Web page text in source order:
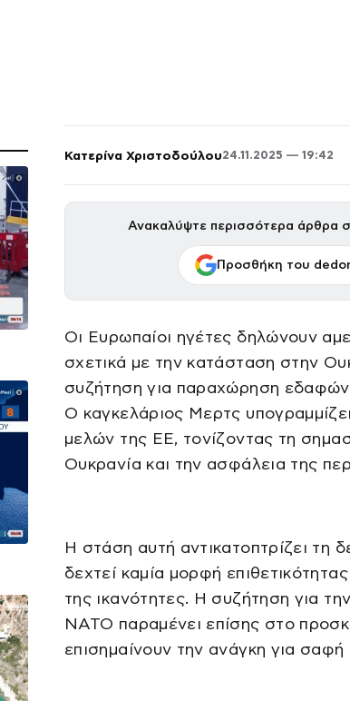
Κατερίνα Χριστοδούλου24.11.2025 — 19:42
Ανακαλύψτε περισσότερα άρθρα
Προσθήκη του
Οι Ευρωπαίοι ηγέτες δηλώνουν
σχετικά με την κατάσταση στην
συζήτηση για παραχώρηση εδαφών
Ο καγκελάριος Μερτς
μελών της ΕΕ, τονίζοντας τη
Ουκρανία και την ασφάλεια της
Η στάση αυτή αντικατοπτρίζει τη
δεχτεί καμία μορφή
της ικανότητες. Η συζήτηση για
ΝΑΤΟ παραμένει επίσης στο
επισημαίνουν την ανάγκη για σαφή